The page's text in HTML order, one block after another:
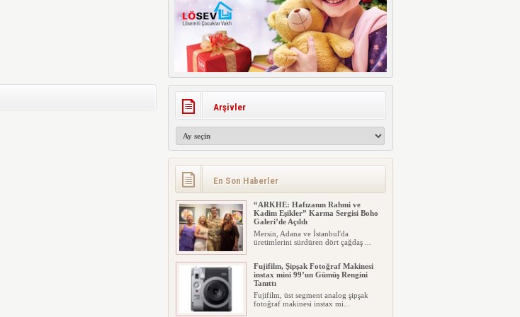
Arşivler
En Son Haberler
“ARKHE: Hafızanın Rahmi ve
Kadim Eşikler” Karma Sergisi Boho
Galeri’de Açıldı
Mersin, Adana ve İstanbul'da
üretimlerini sürdüren dört çağdaş ...
Fujifilm, Şipşak Fotoğraf Makinesi
instax mini 99’un Gümüş Rengini
Tanıttı
Fujifilm, üst segment analog şipşak
fotoğraf makinesi instax mi...